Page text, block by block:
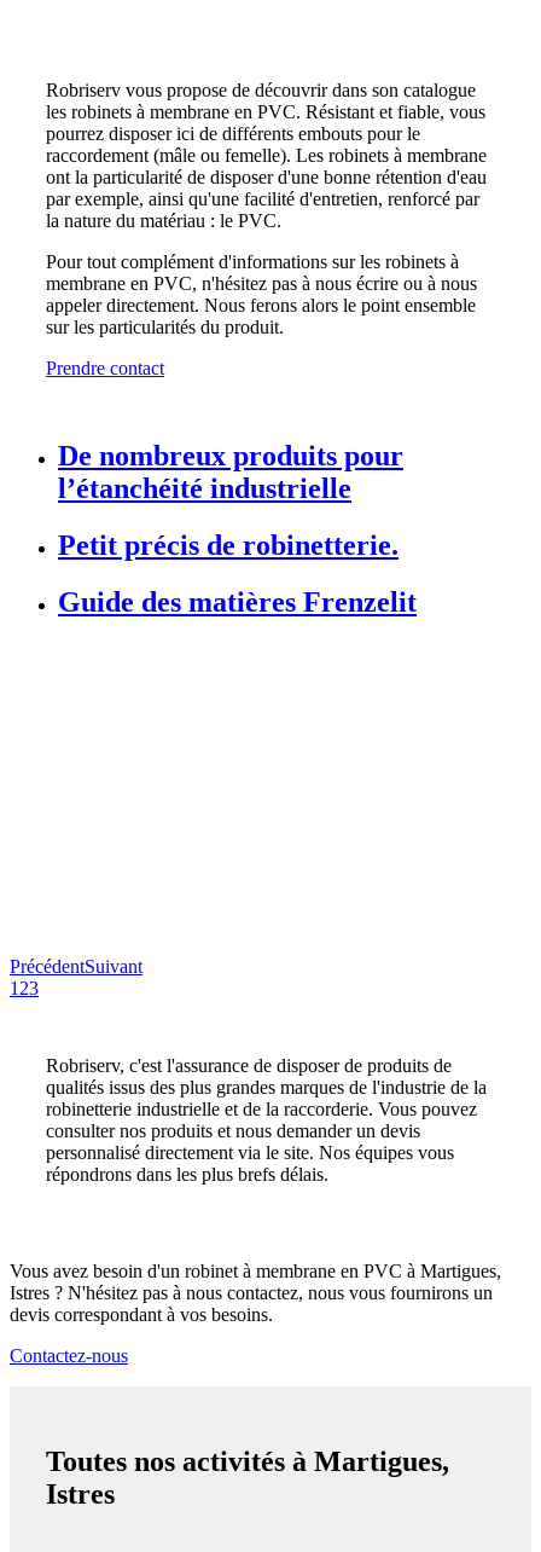
Robriserv vous propose de découvrir dans son catalogue
les robinets à membrane en PVC. Résistant et fiable, vous
pourrez disposer ici de différents embouts pour le
raccordement (mâle ou femelle). Les robinets à membrane
ont la particularité de disposer d'une bonne rétention d'eau
par exemple, ainsi qu'une facilité d'entretien, renforcé par
la nature du matériau : le PVC.
Pour tout complément d'informations sur les robinets à
membrane en PVC, n'hésitez pas à nous écrire ou à nous
appeler directement. Nous ferons alors le point ensemble
sur les particularités du produit.
Prendre contact
De nombreux produits pour
l’étanchéité industrielle
Petit précis de robinetterie.
Guide des matières Frenzelit
PrécédentSuivant
1 23
Robriserv, c'est l'assurance de disposer de produits de
qualités issus des plus grandes marques de l'industrie de la
robinetterie industrielle et de la raccorderie. Vous pouvez
consulter nos produits et nous demander un devis
personnalisé directement via le site. Nos équipes vous
répondrons dans les plus brefs délais.
Vous avez besoin d'un robinet à membrane en PVC à Martigues,
Istres ? N'hésitez pas à nous contactez, nous vous fournirons un
devis correspondant à vos besoins.
Contactez-nous
Toutes nos activités à Martigues,
Istres